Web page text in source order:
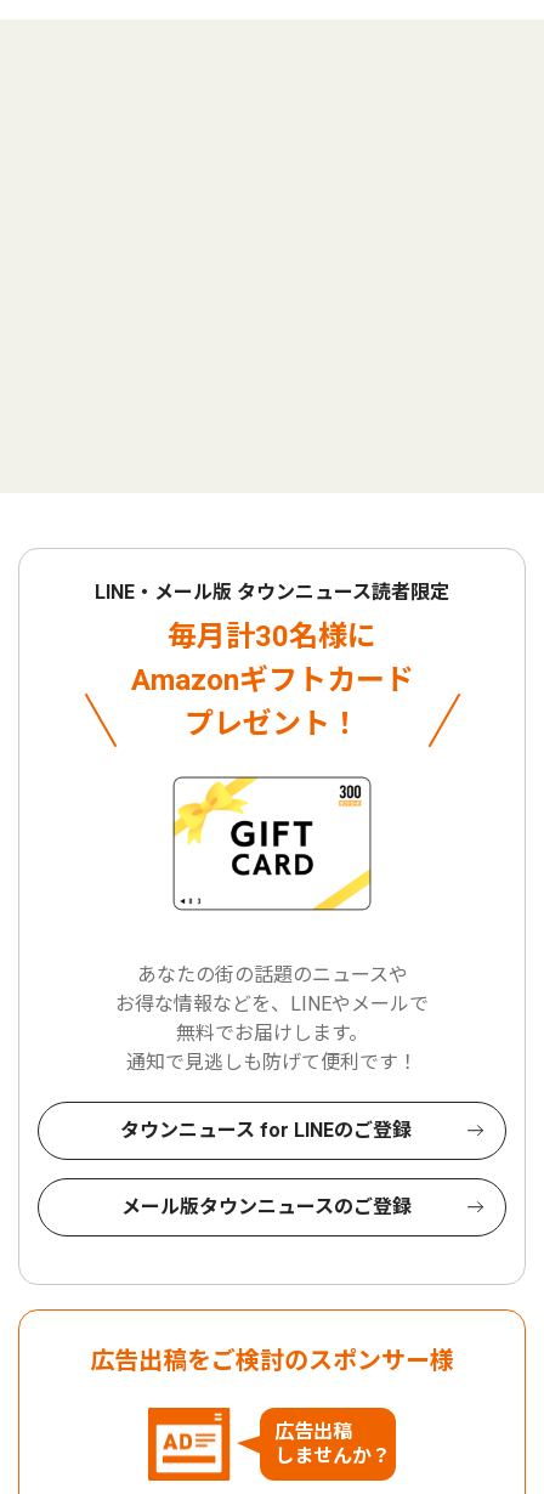
LINE・メール版 タウンニュース読者限定
毎月計30名様に
Amazonギフトカード
プレゼント！
あなたの街の話題のニュースや
お得な情報などを、LINEやメールで
無料でお届けします。
通知で見逃しも防げて便利です！
タウンニュース for LINEのご登録
メール版タウンニュースのご登録
広告出稿をご検討のスポンサー様
広告出稿
しませんか？